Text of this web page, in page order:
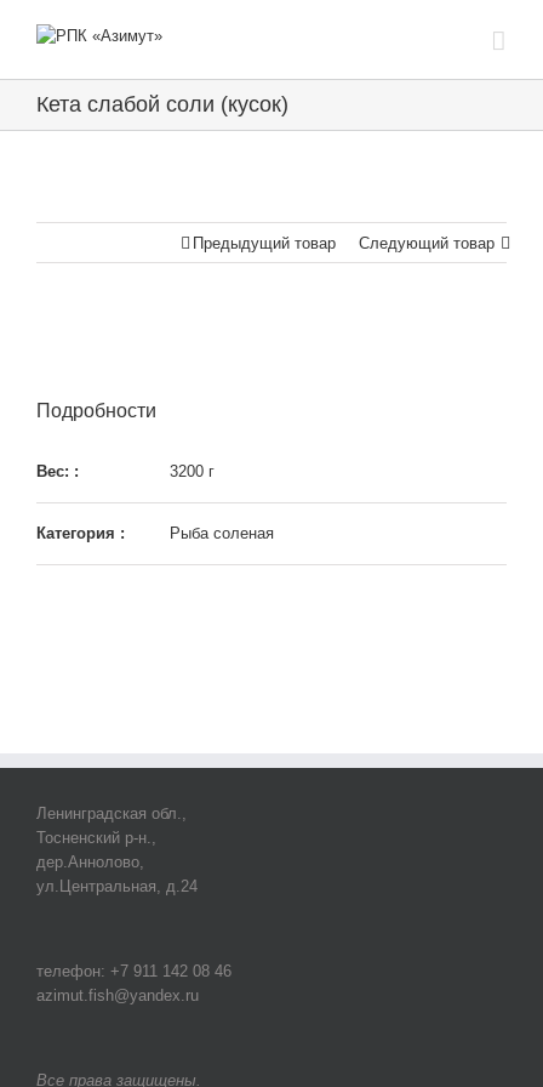
Кета слабой соли (кусок)
Предыдущий товар Следующий товар
Подробности
Вес: : 3200 г
Категория : Рыба соленая
Ленинградская обл.,
Тосненский р-н.,
дер.Аннолово,
ул.Центральная, д.24
телефон: +7 911 142 08 46
azimut.fish@yandex.ru
Все права защищены.